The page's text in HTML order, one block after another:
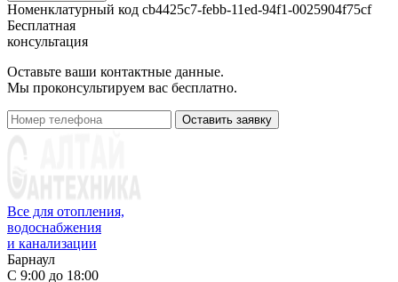
Номенклатурный код cb4425c7-febb-11ed-94f1-0025904f75cf
Бесплатная
консультация
Оставьте ваши контактные данные.
Мы проконсультируем вас бесплатно.
Оставить заявку
Все для отопления,
водоснабжения
и канализации
Барнаул
С 9:00 до 18:00